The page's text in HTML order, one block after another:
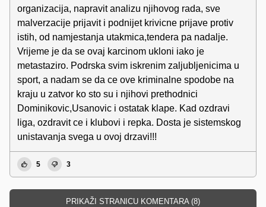
organizacija, napravit analizu njihovog rada, sve
malverzacije prijavit i podnijet krivicne prijave protiv
istih, od namjestanja utakmica,tendera pa nadalje.
Vrijeme je da se ovaj karcinom ukloni iako je
metastaziro. Podrska svim iskrenim zaljubljenicima u
sport, a nadam se da ce ove kriminalne spodobe na
kraju u zatvor ko sto su i njihovi prethodnici
Dominikovic,Usanovic i ostatak klape. Kad ozdravi
liga, ozdravit ce i klubovi i repka. Dosta je sistemskog
unistavanja svega u ovoj drzavi!!!
5 3
PRIKAŽI STRANICU KOMENTARA (8)